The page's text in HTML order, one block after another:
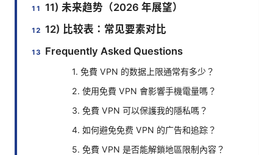
11) 未来趋势（2026 年展望）
12) 比较表：常见要素对比
Frequently Asked Questions
1. 免費 VPN 的数据上限通常有多少？
2. 使用免費 VPN 會影響手機電量嗎？
3. 免費 VPN 可以保護我的隱私嗎？
4. 如何避免免费 VPN 的广告和追踪？
5. 免費 VPN 是否能解鎖地區限制內容？